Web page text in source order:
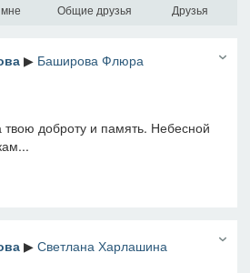
Общие друзья Друзья
▶ Баширова Флюра
доброту и память. Небесной
▶ Светлана Харлашина